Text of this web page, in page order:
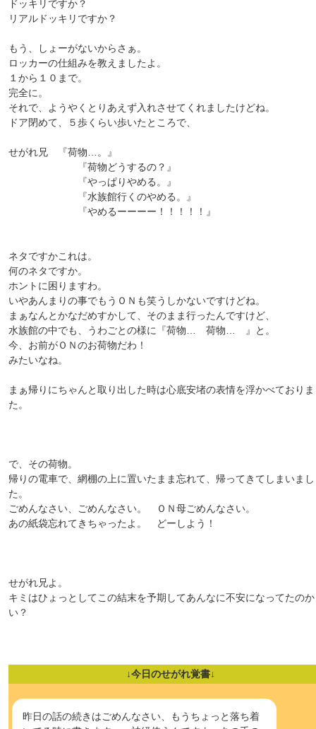
ドッキリですか？
リアルドッキリですか？
もう、しょーがないからさぁ。
ロッカーの仕組みを教えましたよ。
１から１０まで。
完全に。
それで、ようやくとりあえず入れさせてくれましたけどね。
ドア閉めて、５歩くらい歩いたところで、
せがれ兄 『荷物…。』
『荷物どうするの？』
『やっぱりやめる。』
『水族館行くのやめる。』
『やめるーーーー！！！！！』
ネタですかこれは。
何のネタですか。
ホントに困りますわ。
いやあんまりの事でもうＯＮも笑うしかないですけどね。
まぁなんとかなだめすかして、そのまま行ったんですけど、
水族館の中でも、うわごとの様に『荷物… 荷物… 』と。
今、お前がＯＮのお荷物だわ！
みたいなね。
まぁ帰りにちゃんと取り出した時は心底安堵の表情を浮かべており
た。
で、その荷物。
帰りの電車で、網棚の上に置いたまま忘れて、帰ってきてしまいまし
た。
ごめんなさい、ごめんなさい。 ＯＮ母ごめんなさい。
あの紙袋忘れてきちゃったよ。 どーしよう！
せがれ兄よ。
キミはひょっとしてこの結末を予期してあんなに不安になってたのか
い？
↓今日のせがれ覚書↓
昨日の話の続きはごめんなさい、もうちょっと落ち着